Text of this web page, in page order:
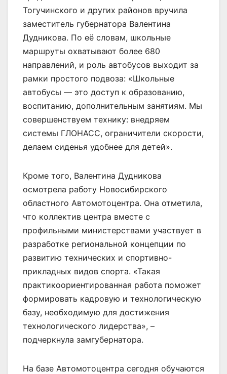
Тогучинского и других районов вручила
заместитель губернатора Валентина
Дудникова. По её словам, школьные
маршруты охватывают более 680
направлений, и роль автобусов выходит за
рамки простого подвоза: «Школьные
автобусы — это доступ к образованию,
воспитанию, дополнительным занятиям. Мы
совершенствуем технику: внедряем
системы ГЛОНАСС, ограничители скорости,
делаем сиденья удобнее для детей».
Кроме того, Валентина Дудникова
осмотрела работу Новосибирского
областного Автомотоцентра. Она отметила,
что коллектив центра вместе с
профильными министерствами участвует в
разработке региональной концепции по
развитию технических и спортивно-
прикладных видов спорта. «Такая
практикоориентированная работа поможет
формировать кадровую и технологическую
базу, необходимую для достижения
технологического лидерства», –
подчеркнула замгубернатора.
На базе Автомотоцентра сегодня обучаются